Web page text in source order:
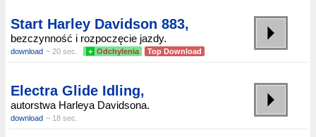
Start Harley Davidson 883,
bezczynność i rozpoczęcie jazdy.
download ~ 20 sec. + Odchylenia Top Download
Electra Glide Idling,
autorstwa Harleya Davidsona.
download ~ 18 sec.